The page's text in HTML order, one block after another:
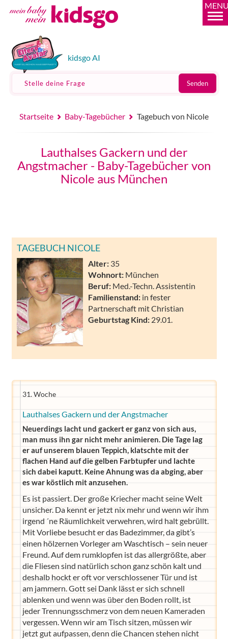
kidsgo AI
Stelle deine Frage Senden
Startseite Baby-Tagebücher Tagebuch von Nicole
Lauthalses Gackern und der
Angstmacher - Baby-Tagebücher von
Nicole aus München
TAGEBUCH NICOLE
Alter: 35
Wohnort: München
Beruf: Med.-Techn. Assistentin
Familienstand: in fester
Partnerschaft mit Christian
Geburtstag Kind: 29.01.
31. Woche
Lauthalses Gackern und der Angstmacher
Neuerdings lacht und gackert er ganz von sich aus,
man muss ihn gar nicht mehr animieren. Die Tage lag
er auf unserem blauen Teppich, klatschte mit der
flachen Hand auf die gelben Farbtupfer und lachte
sich dabei kaputt. Keine Ahnung was da abging, aber
es war köstlich mit anzusehen.
Es ist passiert. Der große Kriecher macht seine Welt
unsicher. Da kennt er jetzt nix mehr und wenn wir ihm
irgend ´ne Räumlichkeit verwehren, wird halt gebrüllt.
Mit Vorliebe besucht er das Badezimmer, da gibt’s
einen hölzernen Vorleger am Waschtisch – sein neuer
Freund. Auf dem rumklopfen ist das allergrößte, aber
die Fliesen sind natürlich schon ganz schön kalt und
deshalb hockt er oft vor verschlossener Tür und ist
am jammern. Gott sei Dank lässt er sich schnell
ablenken und wenn was über den Boden rollt, ist
jeder Trennungsschmerz von dem neuen Kameraden
vergessen. Wenn wir am Tisch sitzen, müssen wir
jetzt gut aufpassen, denn die Chancen stehen nicht